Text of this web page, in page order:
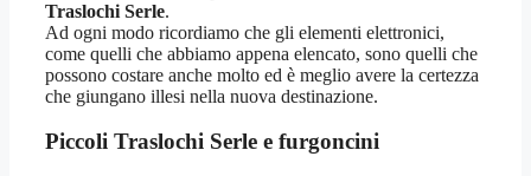
Traslochi Serle.
Ad ogni modo ricordiamo che gli elementi elettronici,
come quelli che abbiamo appena elencato, sono quelli che
possono costare anche molto ed è meglio avere la certezza
che giungano illesi nella nuova destinazione.
Piccoli Traslochi Serle e furgoncini